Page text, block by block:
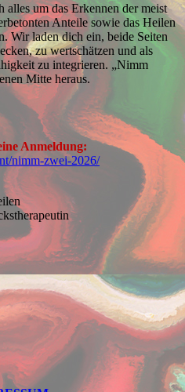
alles um das Erkennen der meist
Anteile sowie das Heilen
Wir laden dich ein, beide Seiten
zu wertschätzen und als
zu integrieren. „Nimm
Mitte heraus.
Anmeldung:
nimm-zwei-2026/